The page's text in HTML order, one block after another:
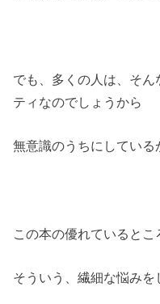
でも、多くの人は、そん
ティなのでしょうから
無意識のうちにしている
この本の優れているとこ
そういう、繊細な悩み